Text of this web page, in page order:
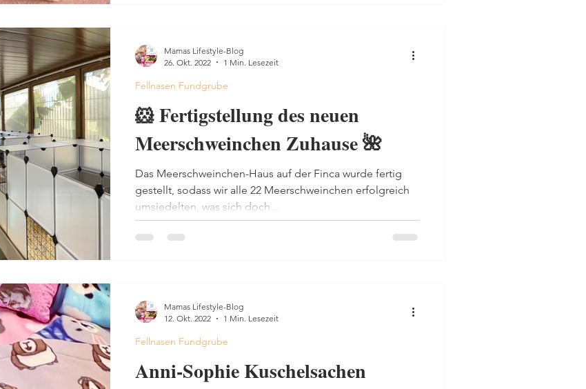
🐹 Fertigstellung des neuen
Meerschweinchen Zuhause 🌺
Das Meerschweinchen-Haus auf der Finca wurde fertig
gestellt, sodass wir alle 22 Meerschweinchen erfolgreich
umsiedelten, was sich doch...
Fellnasen Fundgrube
Mamas Lifestyle-Blog
26. Okt. 2022
1 Min. Lesezeit
Anni-Sophie Kuschelsachen
Fellnasen Fundgrube
Mamas Lifestyle-Blog
12. Okt. 2022
1 Min. Lesezeit